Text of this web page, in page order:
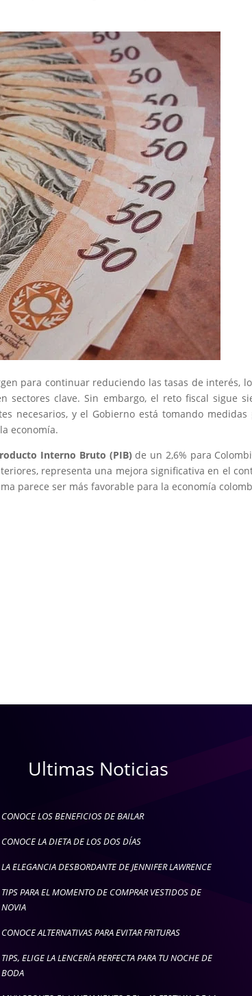
para continuar reduciendo las tasas de interés,
sectores clave. Sin embargo, el reto fiscal sigue
necesarios, y el Gobierno está tomando medidas
economía.
Interno Bruto (PIB) de un 2,6% para
representa una mejora significativa en el
parece ser más favorable para la economía
Ultimas Noticias
CONOCE LOS BENEFICIOS DE BAILAR
CONOCE LA DIETA DE LOS DOS DÍAS
LA ELEGANCIA DESBORDANTE DE JENNIFER LAWRENCE
TIPS PARA EL MOMENTO DE COMPRAR VESTIDOS DE
NOVIA
CONOCE ALTERNATIVAS PARA EVITAR FRITURAS
TIPS, ELIGE LA LENCERÍA PERFECTA PARA TU NOCHE DE
BODA